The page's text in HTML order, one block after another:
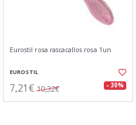
Eurostil rosa rascacallos rosa 1un
EUROSTIL
7,21€ 10,32€ - 30%